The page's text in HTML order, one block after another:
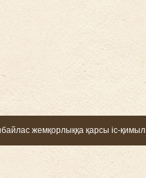
жемқорлыққа қарсы іс-қимыл